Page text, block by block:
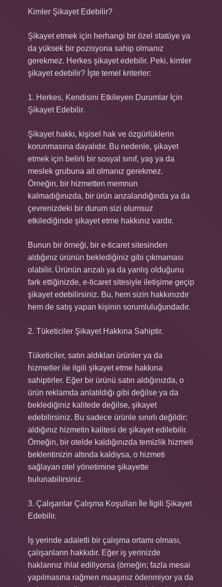
Kimler Şikayet Edebilir?
Şikayet etmek için herhangi bir özel statüye ya
da yüksek bir pozisyona sahip olmanız
gerekmez. Herkes şikayet edebilir. Peki, kimler
şikayet edebilir? İşte temel kriterler:
1. Herkes, Kendisini Etkileyen Durumlar İçin
Şikayet Edebilir.
Şikayet hakkı, kişisel hak ve özgürlüklerin
korunmasına dayalıdır. Bu nedenle, şikayet
etmek için belirli bir sosyal sınıf, yaş ya da
meslek grubuna ait olmanız gerekmez.
Örneğin, bir hizmetten memnun
kalmadığınızda, bir ürün arızalandığında ya da
çevrenizdeki bir durum sizi olumsuz
etkilediğinde şikayet etme hakkınız vardır.
Bunun bir örneği, bir e-ticaret sitesinden
aldığınız ürünün beklediğiniz gibi çıkmaması
olabilir. Ürünün arızalı ya da yanlış olduğunu
fark ettiğinizde, e-ticaret sitesiyle iletişime geçip
şikayet edebilirsiniz. Bu, hem sizin hakkınızdır
hem de satış yapan kişinin sorumluluğundadır.
2. Tüketiciler Şikayet Hakkına Sahiptir.
Tüketiciler, satın aldıkları ürünler ya da
hizmetler ile ilgili şikayet etme hakkına
sahiptirler. Eğer bir ürünü satın aldığınızda, o
ürün reklamda anlatıldığı gibi değilse ya da
beklediğiniz kalitede değilse, şikayet
edebilirsiniz. Bu sadece ürünle sınırlı değildir;
aldığınız hizmetin kalitesi de şikayet edilebilir.
Örneğin, bir otelde kaldığınızda temizlik hizmeti
beklentinizin altında kaldıysa, o hizmeti
sağlayan otel yönetimine şikayette
bulunabilirsiniz.
3. Çalışanlar Çalışma Koşulları İle İlgili Şikayet
Edebilir.
İş yerinde adaletli bir çalışma ortamı olması,
çalışanların hakkıdır. Eğer iş yerinizde
haklarınız ihlal ediliyorsa (örneğin; fazla mesai
yapılmasına rağmen maaşınız ödenmiyor ya da